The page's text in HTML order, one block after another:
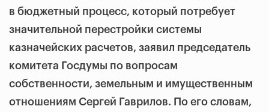
в бюджетный процесс, который потребует
значительной перестройки системы
казначейских расчетов, заявил председатель
комитета Госдумы по вопросам
собственности, земельным и имущественным
отношениям Сергей Гаврилов. По его словам,